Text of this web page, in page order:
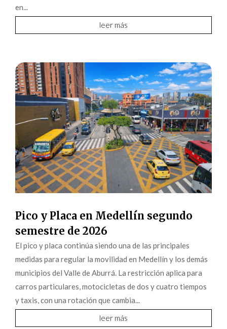
en...
leer más
Pico y Placa en Medellín segundo
semestre de 2026
El pico y placa continúa siendo una de las principales
medidas para regular la movilidad en Medellín y los demás
municipios del Valle de Aburrá. La restricción aplica para
carros particulares, motocicletas de dos y cuatro tiempos
y taxis, con una rotación que cambia...
leer más